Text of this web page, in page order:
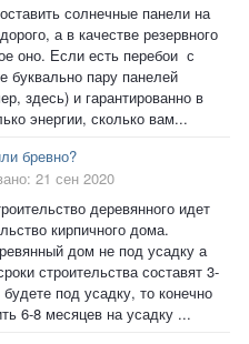
солнечные панели на
а в качестве резервного
оно. Если есть перебои с
буквально пару панелей
здесь) и гарантированно в
энергии, сколько вам...
бревно?
21 сен 2020
деревянного идет
кирпичного дома.
дом не под усадку а
строительства составят 3-
под усадку, то конечно
6-8 месяцев на усадку ...